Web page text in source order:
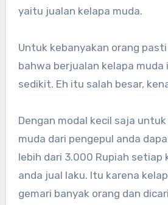
yaitu jualan kelapa muda.
Untuk kebanyakan orang
bahwa berjualan kelapa
sedikit. Eh itu salah besar,
Dengan modal kecil saja
muda dari pengepul anda
lebih dari 3.000 Rupiah setiap
anda jual laku. Itu karena
gemari banyak orang dan